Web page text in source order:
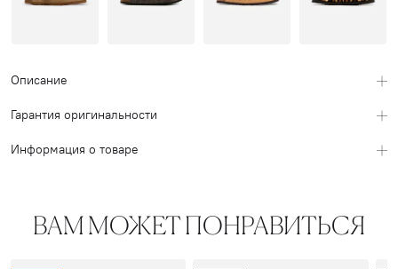
Описание
Гарантия оригинальности
Информация о товаре
ВАМ МОЖЕТ ПОНРАВИТЬСЯ